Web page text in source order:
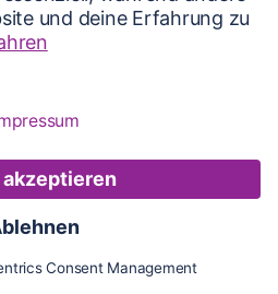
Updates Konto
Karte